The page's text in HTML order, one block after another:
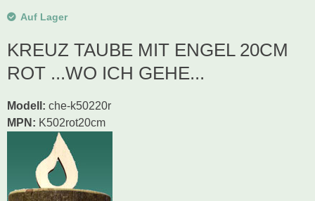
Auf Lager
KREUZ TAUBE MIT ENGEL 20CM
ROT ...WO ICH GEHE...
Modell : che-k50220r
MPN: K502rot20cm